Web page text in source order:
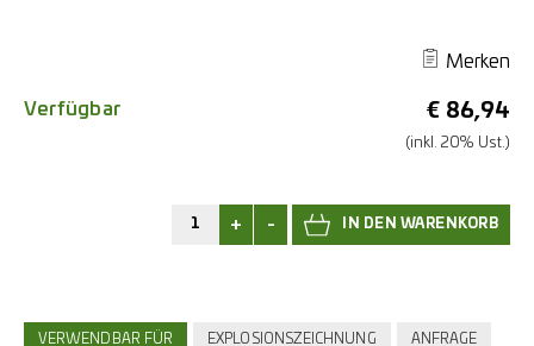
Merken
€ 86,94
(inkl. 20% Ust.)
Verfügbar
+ -
VERWENDBAR FÜR EXPLOSIONSZEICHNUNG ANFRAGE